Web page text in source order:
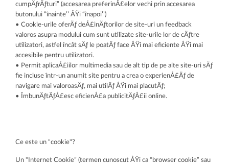
cumpÄƒrÄƒturi” (accesarea preferinÅ£elor vechi prin accesarea
butonului “înainte’’ ÅŸi “înapoi’’)
• Cookie-urile oferÄƒ deÅ£inÄƒtorilor de site-uri un feedback
valoros asupra modului cum sunt utilizate site-urile lor de cÄƒtre
utilizatori, astfel încât sÄƒ le poatÄƒ face ÅŸi mai eficiente ÅŸi mai
accesibile pentru utilizatori.
• Permit aplicaÅ£iilor multimedia sau de alt tip de pe alte site-uri sÄƒ
fie incluse într-un anumit site pentru a crea o experienÅ£Äƒ de
navigare mai valoroasÄƒ, mai utilÄƒ ÅŸi mai placutÄƒ;
• ÎmbunÄƒtÄƒÅ£esc eficienÅ£a publicitÄƒÅ£ii online.
Ce este un "cookie"?
Un “Internet Cookie” (termen cunoscut ÅŸi ca “browser cookie” sau